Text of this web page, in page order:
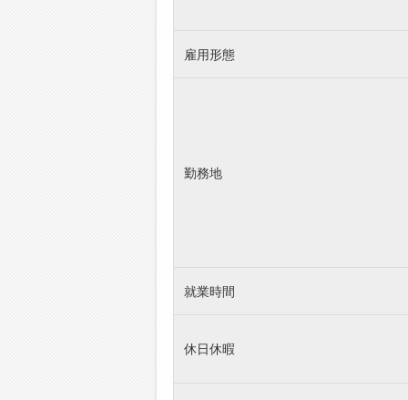
雇用形態
勤務地
就業時間
休日休暇